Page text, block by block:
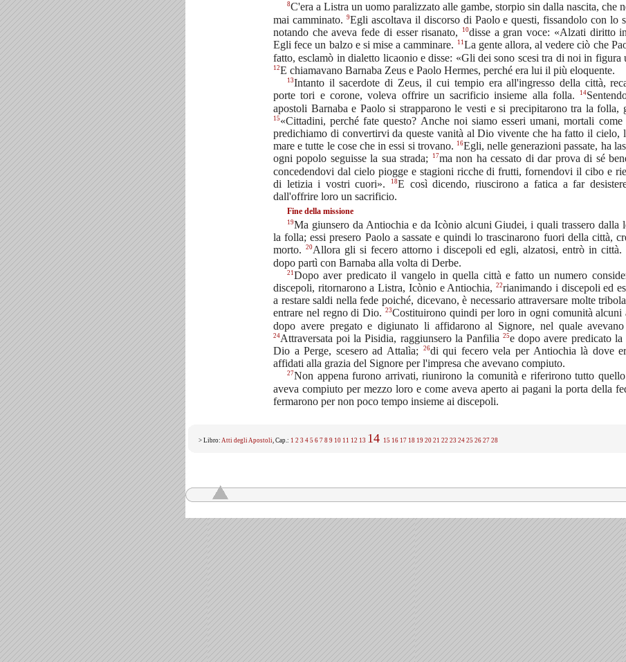
8C'era a Listra un uomo paralizzato alle gambe, storpio sin dalla nascita, che
mai camminato. 9Egli ascoltava il discorso di Paolo e questi, fissandolo con lo
notando che aveva fede di esser risanato,
10disse a gran voce: «Alzati diritto
Egli fece un balzo e si mise a camminare.
11La gente allora, al vedere ciò che
fatto, esclamò in dialetto licaonio e disse: «Gli dei sono scesi tra di noi in figura
12E chiamavano Barnaba Zeus e Paolo Hermes, perché era lui il più eloquente.
13Intanto il sacerdote di Zeus, il cui tempio era all'ingresso della città,
porte tori e corone, voleva offrire un sacrificio insieme alla folla.
14
apostoli Barnaba e Paolo si strapparono le vesti e si precipitarono tra la folla,
15 «Cittadini, perché fate questo? Anche noi siamo esseri umani, mortali
predichiamo di convertirvi da queste vanità al Dio vivente che ha fatto il cielo,
mare e tutte le cose che in essi si trovano. 16Egli, nelle generazioni passate, ha
ogni popolo seguisse la sua strada;
17ma non ha cessato di dar prova di sé
concedendovi dal cielo piogge e stagioni ricche di frutti, fornendovi il cibo e
di letizia i vostri cuori».
18E così dicendo, riuscirono a fatica a far
dall'offrire loro un sacrificio.
Fine della missione
19Ma giunsero da Antiochia e da Icònio alcuni Giudei, i quali trassero dalla
la folla; essi presero Paolo a sassate e quindi lo trascinarono fuori della città,
morto.
20Allora gli si fecero attorno i discepoli ed egli, alzatosi, entrò in
dopo partì con Barnaba alla volta di Derbe.
21 Dopo aver predicato il vangelo in quella città e fatto un numero
discepoli, ritornarono a Listra, Icònio e Antiochia,22rianimando i discepoli ed
a restare saldi nella fede poiché, dicevano, è necessario attraversare molte
entrare nel regno di Dio. 23Costituirono quindi per loro in ogni comunità alcuni
dopo avere pregato e digiunato li affidarono al Signore, nel quale avevano
24Attraversata poi la Pisidia, raggiunsero la Panfilia25e dopo avere predicato la
Dio a Perge, scesero ad Attalìa;
26di qui fecero vela per Antiochia là dove
affidati alla grazia del Signore per l'impresa che avevano compiuto.
27Non appena furono arrivati, riunirono la comunità e riferirono tutto
aveva compiuto per mezzo loro e come aveva aperto ai pagani la porta della
fermarono per non poco tempo insieme ai discepoli.
> Libro: Atti degli Apostoli, Cap.: 1 2 3 4 5 6 7 8 9 10 11 12 13 14 15 16 17 18 19 20 21 22 23 24 25 26 27 28